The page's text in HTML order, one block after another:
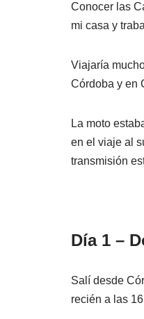
Conocer las
mi casa y
Viajaría
Córdoba y en
La moto
en el viaje al
transmisión
Día 1 –
Salí desde
recién a las